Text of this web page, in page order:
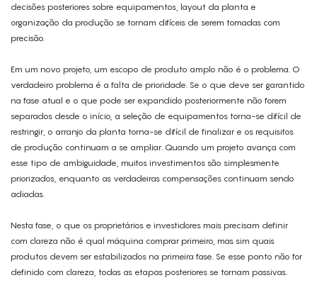
decisões posteriores sobre equipamentos, layout da planta e
organização da produção se tornam difíceis de serem tomadas com
precisão.
Em um novo projeto, um escopo de produto amplo não é o problema. O
verdadeiro problema é a falta de prioridade. Se o que deve ser garantido
na fase atual e o que pode ser expandido posteriormente não forem
separados desde o início, a seleção de equipamentos torna-se difícil de
restringir, o arranjo da planta torna-se difícil de finalizar e os requisitos
de produção continuam a se ampliar. Quando um projeto avança com
esse tipo de ambiguidade, muitos investimentos são simplesmente
priorizados, enquanto as verdadeiras compensações continuam sendo
adiadas.
Nesta fase, o que os proprietários e investidores mais precisam definir
com clareza não é qual máquina comprar primeiro, mas sim quais
produtos devem ser estabilizados na primeira fase. Se esse ponto não for
definido com clareza, todas as etapas posteriores se tornam passivas.